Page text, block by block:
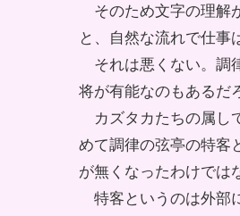
そのため文字の理解
と、自然な流れで仕事
それは悪くない。調
将が有能なのもあるだ
カズタカたちの属し
めて調律の弦亭の特客
が無くなったわけでは
特客というのは外部